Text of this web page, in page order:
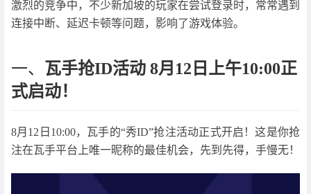
激烈的竞争中，不少新加坡的玩家在尝试登录时，常常遇到
连接中断、延迟卡顿等问题，影响了游戏体验。
一、 瓦手抢ID活动 8月12日上午10:00正
式启动！
8月12日10:00，瓦手的“秀ID”抢注活动正式开启！这是你抢
注在瓦手平台上唯一昵称的最佳机会，先到先得，手慢无！